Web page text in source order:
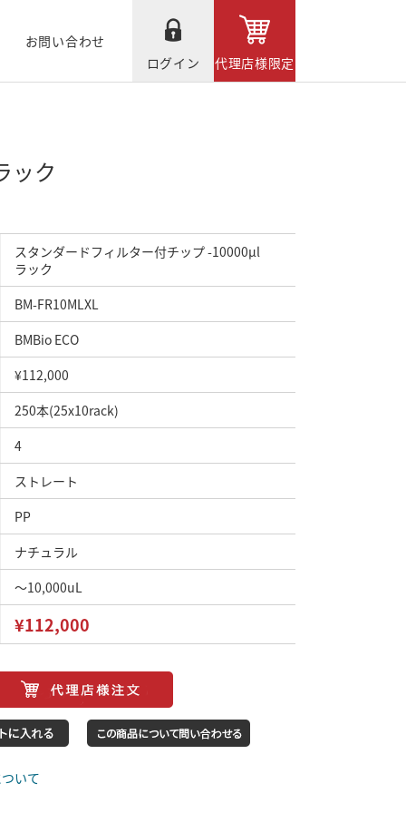
お問い合わせ
ログイン
代理店様限定
ック
スタンダードフィルター付チップ -10000μl
ラック
BM-FR10MLXL
BMBio ECO
¥112,000
250本(25x10rack)
4
ストレート
PP
ナチュラル
～10,000uL
¥112,000
いて